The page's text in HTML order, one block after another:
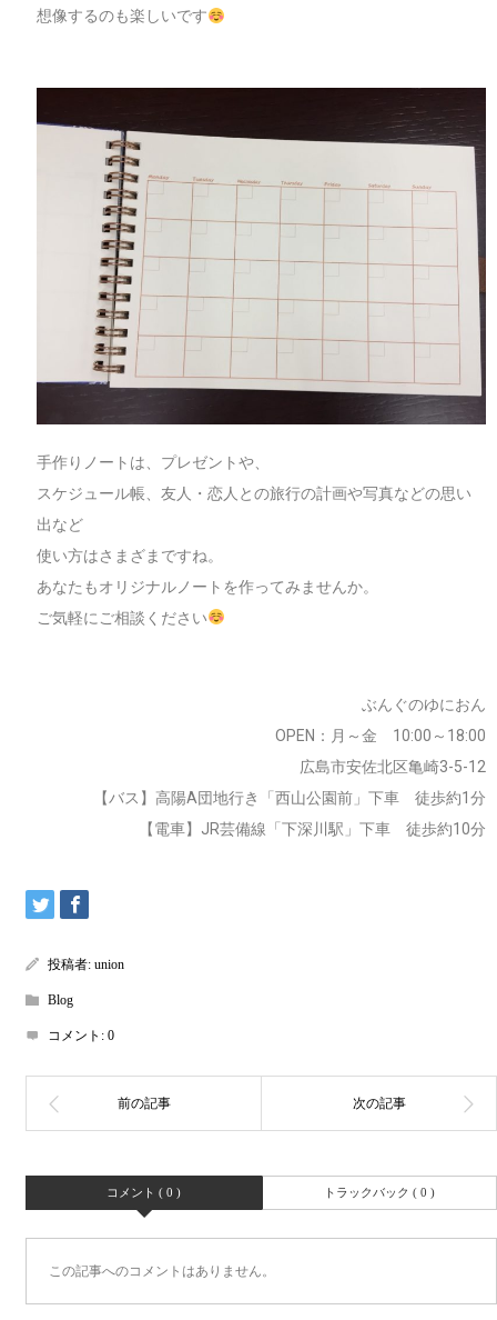
想像するのも楽しいです
手作りノートは、プレゼントや、
スケジュール帳、友人・恋人との旅行の計画や写真などの思い
出など
使い方はさまざまですね。
あなたもオリジナルノートを作ってみませんか。
ご気軽にご相談ください
ぶんぐのゆにおん
OPEN：月～金 10:00～18:00
広島市安佐北区亀崎3-5-12
【バス】高陽A団地行き「西山公園前」下車 徒歩約1分
【電車】JR芸備線「下深川駅」下車 徒歩約10分
投稿者:union
Blog
コメント:0
コメント ( 0 ) トラックバック ( 0 )
この記事へのコメントはありません。